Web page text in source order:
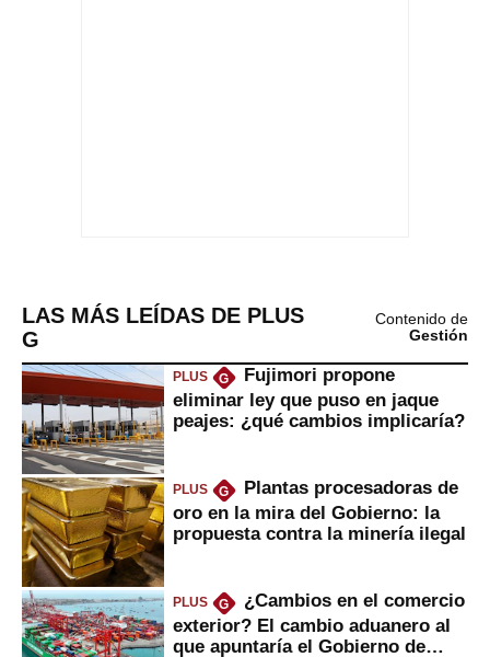
LAS MÁS LEÍDAS DE PLUS
G
Contenido de
Gestión
PLUS G
Fujimori propone
eliminar ley que puso en jaque
peajes: ¿qué cambios implicaría?
PLUS G
Plantas procesadoras de
oro en la mira del Gobierno: la
propuesta contra la minería ilegal
PLUS G
¿Cambios en el comercio
exterior? El cambio aduanero al
que apuntaría el Gobierno de